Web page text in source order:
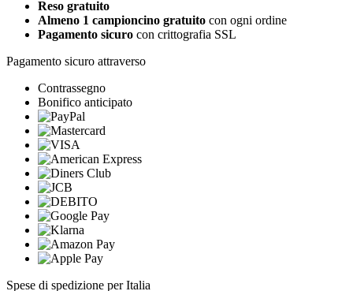
Reso gratuito
Almeno 1 campioncino gratuito con ogni ordine
Pagamento sicuro con crittografia SSL
Pagamento sicuro attraverso
Contrassegno
Bonifico anticipato
Spese di spedizione per Italia